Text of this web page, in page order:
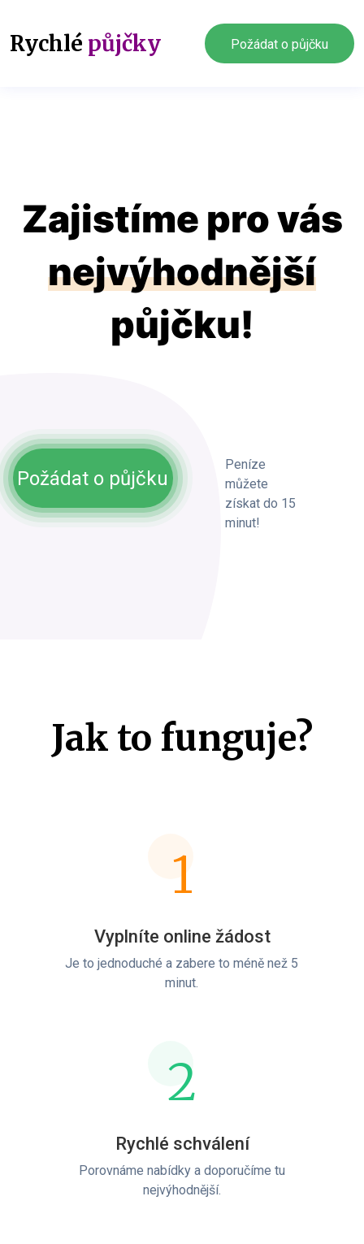
Rychlé půjčky Požádat o půjčku
Zajistíme pro vás
nejvýhodnější
půjčku!
Požádat o půjčku
Peníze
můžete
získat do 15
minut!
Jak to funguje?
1
Vyplníte online žádost
Je to jednoduché a zabere to méně než 5
minut.
2
Rychlé schválení
Porovnáme nabídky a doporučíme tu
nejvýhodnější.